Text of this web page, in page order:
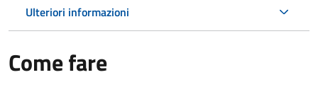
Ulteriori informazioni
Come fare